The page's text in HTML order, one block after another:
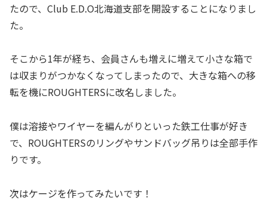
たので、Club E.D.O北海道支部を開設することになりまし
た。
そこから1年が経ち、会員さんも増えに増えて小さな箱で
は収まりがつかなくなってしまったので、大きな箱への移
転を機にROUGHTERSに改名しました。
僕は溶接やワイヤーを編んがりといった鉄工仕事が好き
で、ROUGHTERSのリングやサンドバッグ吊りは全部手作
りです。
次はケージを作ってみたいです！